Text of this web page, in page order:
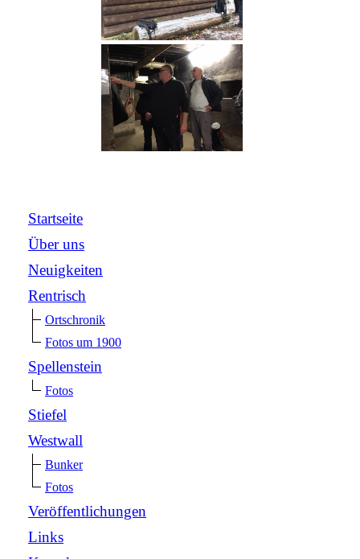
Startseite
Über uns
Neuigkeiten
Rentrisch
Ortschronik
Fotos um 1900
Spellenstein
Fotos
Stiefel
Westwall
Bunker
Fotos
Veröffentlichungen
Links